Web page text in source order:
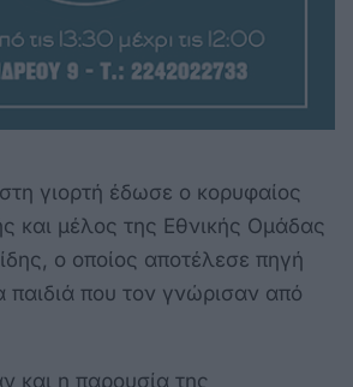
γιορτή έδωσε ο κορυφαίος
και μέλος της Εθνικής Ομάδας
ο οποίος αποτέλεσε πηγή
παιδιά που τον γνώρισαν από
και η παρουσία της